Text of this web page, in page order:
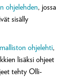
ohjelehden, jossa
sisälly
ohjelehti,
lisäksi ohjeet
tehty Olli-